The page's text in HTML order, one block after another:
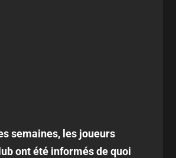
semaines, les joueurs
ont été informés de quoi